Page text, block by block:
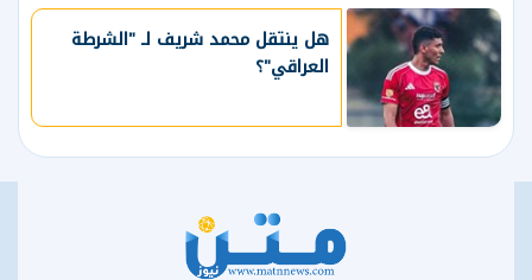
هل ينتقل محمد شريف لـ "الشرطة
العراقي"؟